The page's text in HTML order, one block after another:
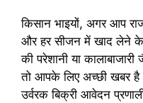
किसान भाइयों, अगर आप
और हर सीजन में खाद लेने के
की परेशानी या
तो आपके लिए अच्छी खबर
उर्वरक बिक्री आवेदन